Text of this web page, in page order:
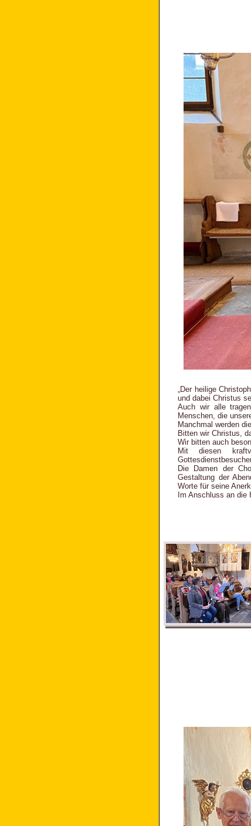
„Der heilige
und dabei Christus
Auch wir alle
Menschen, die
Manchmal werden
Bitten wir Christus,
Wir bitten auch
Mit diesen
Die Damen der
Gestaltung der
Worte für seine
Im Anschluss an